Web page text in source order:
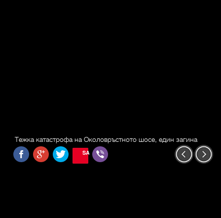
Тежка катастрофа на Околовръстното шосе, един загина
SAVE